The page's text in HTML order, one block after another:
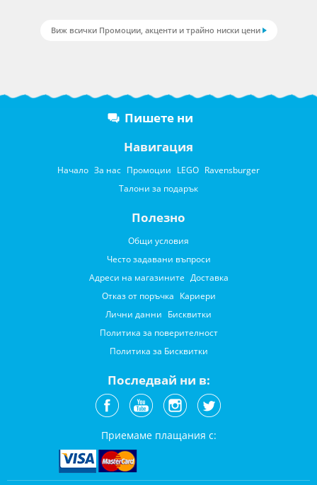
Виж всички Промоции, акценти и трайно ниски цени
Пишете ни
Навигация
Начало За нас Промоции LEGO Ravensburger
Талони за подарък
Полезно
Общи условия
Често задавани въпроси
Адреси на магазините Доставка
Отказ от поръчка Кариери
Лични данни Бисквитки
Политика за поверителност
Политика за Бисквитки
Последвай ни в:
Приемаме плащания с: